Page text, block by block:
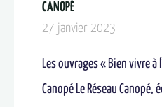
CANOPÉ
27 janvier 2023
Les ouvrages « Bien vivre à
Canopé Le Réseau Canopé,